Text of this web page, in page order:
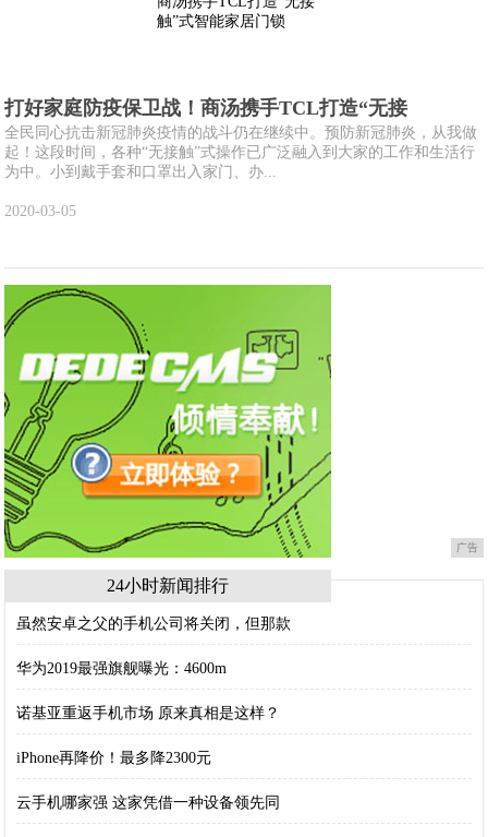
打好家庭防疫保卫战！商汤携手TCL打造“无接
全民同心抗击新冠肺炎疫情的战斗仍在继续中。预防新冠肺炎，从我做
起！这段时间，各种“无接触”式操作已广泛融入到大家的工作和生活行
为中。小到戴手套和口罩出入家门、办...
2020-03-05
广告
24小时新闻排行
虽然安卓之父的手机公司将关闭，但那款
华为2019最强旗舰曝光：4600m
诺基亚重返手机市场 原来真相是这样？
iPhone再降价！最多降2300元
云手机哪家强 这家凭借一种设备领先同